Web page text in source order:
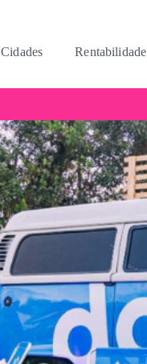
Cidades Rentabilidade